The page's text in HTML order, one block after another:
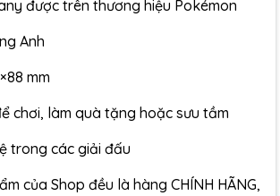
được trên thương hiệu Pokémon
Anh
mm
chơi, làm quà tặng hoặc sưu tầm
trong các giải đấu
của Shop đều là hàng CHÍNH HÃNG,